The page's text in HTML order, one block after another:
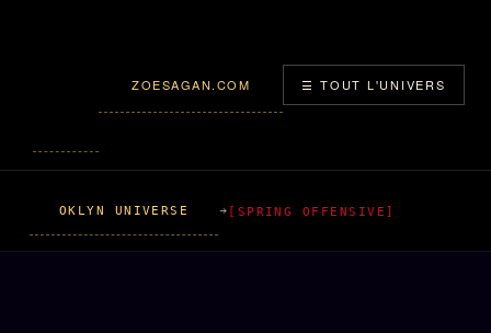
ZOESAGAN.COM ☰ TOUT L'UNIVERS
OKLYN UNIVERSE [SPRING OFFENSIVE]